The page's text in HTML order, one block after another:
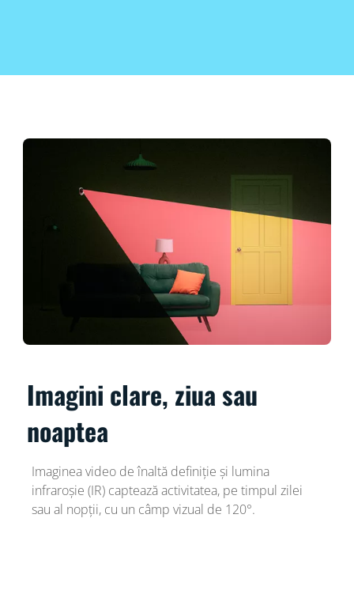
Imagini clare, ziua sau
noaptea
Imaginea video de înaltă definiție și lumina
infraroșie (IR) captează activitatea, pe timpul zilei
sau al nopții, cu un câmp vizual de 120°.